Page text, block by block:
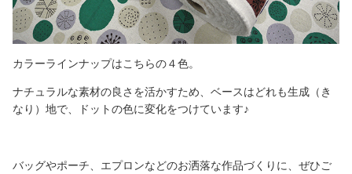
カラーラインナップはこちらの４色。
ナチュラルな素材の良さを活かすため、ベースはどれも生成（き
なり）地で、ドットの色に変化をつけています♪
バッグやポーチ、エプロンなどのお洒落な作品づくりに、ぜひご